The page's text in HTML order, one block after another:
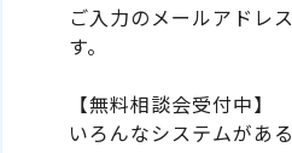
ご入力のメールアドレ
す。
【無料相談会受付中】
いろんなシステムがあ